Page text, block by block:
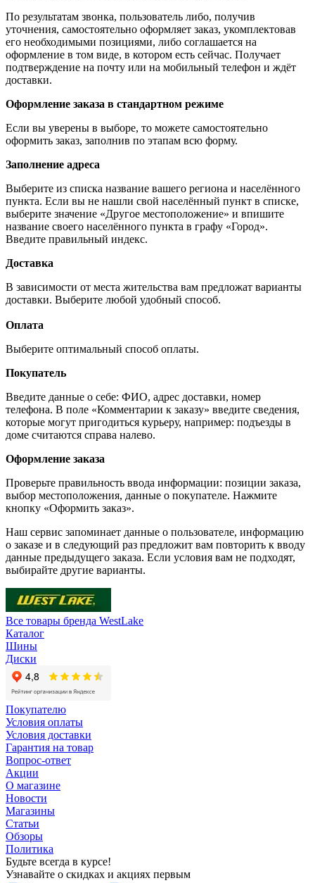
По результатам звонка, пользователь либо, получив
уточнения, самостоятельно оформляет заказ, укомплектовав
его необходимыми позициями, либо соглашается на
оформление в том виде, в котором есть сейчас. Получает
подтверждение на почту или на мобильный телефон и ждёт
доставки.
Оформление заказа в стандартном режиме
Если вы уверены в выборе, то можете самостоятельно
оформить заказ, заполнив по этапам всю форму.
Заполнение адреса
Выберите из списка название вашего региона и населённого
пункта. Если вы не нашли свой населённый пункт в списке,
выберите значение «Другое местоположение» и впишите
название своего населённого пункта в графу «Город».
Введите правильный индекс.
Доставка
В зависимости от места жительства вам предложат варианты
доставки. Выберите любой удобный способ.
Оплата
Выберите оптимальный способ оплаты.
Покупатель
Введите данные о себе: ФИО, адрес доставки, номер
телефона. В поле «Комментарии к заказу» введите сведения,
которые могут пригодиться курьеру, например: подъезды в
доме считаются справа налево.
Оформление заказа
Проверьте правильность ввода информации: позиции заказа,
выбор местоположения, данные о покупателе. Нажмите
кнопку «Оформить заказ».
Наш сервис запоминает данные о пользователе, информацию
о заказе и в следующий раз предложит вам повторить к вводу
данные предыдущего заказа. Если условия вам не подходят,
выбирайте другие варианты.
Все товары бренда WestLake
Каталог
Шины
Диски
Покупателю
Условия оплаты
Условия доставки
Гарантия на товар
Вопрос-ответ
Акции
О магазине
Новости
Магазины
Статьи
Обзоры
Политика
Будьте всегда в курсе!
Узнавайте о скидках и акциях первым